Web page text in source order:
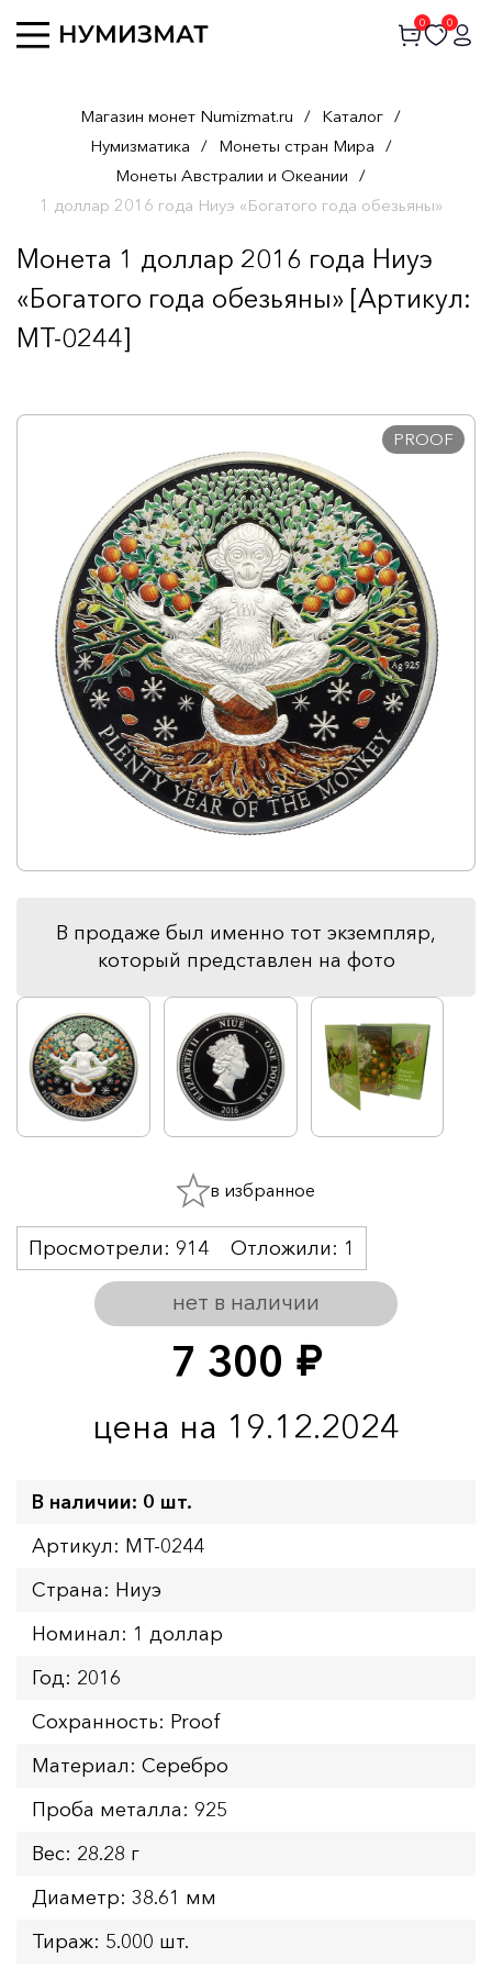
0 0
Магазин монет Numizmat.ru / Каталог /
Нумизматика / Монеты стран Мира /
Монеты Австралии и Океании /
1 доллар 2016 года Ниуэ «Богатого года обезьяны»
Монета 1 доллар 2016 года Ниуэ
«Богатого года обезьяны» [Артикул:
MT-0244]
PROOF
В продаже был именно тот экземпляр,
который представлен на фото
7 300 руб.
цена на 19.12.2024
нет в наличии
Просмотрели: 914 Отложили: 1
в избранное
В наличии: 0 шт.
Артикул: MT-0244
Страна: Ниуэ
Номинал: 1 доллар
Год: 2016
Сохранность: Proof
Материал: Серебро
Проба металла: 925
Вес: 28.28 г
Диаметр: 38.61 мм
Тираж: 5.000 шт.